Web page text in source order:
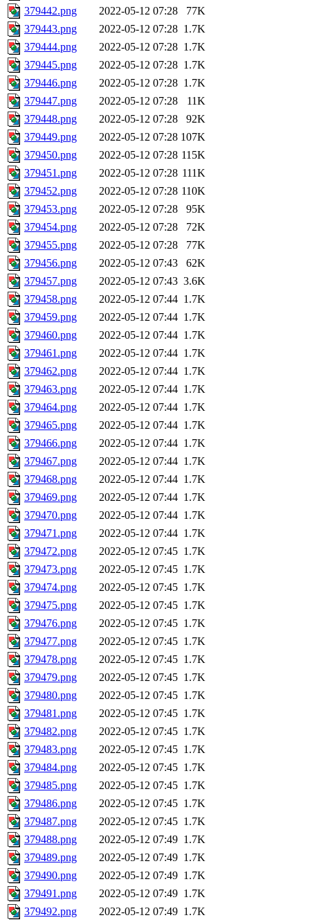
379442.png
2022-05-12 07:28
77K
379443.png
2022-05-12 07:28 1.7K
379444.png
2022-05-12 07:28 1.7K
379445.png
2022-05-12 07:28 1.7K
379446.png
2022-05-12 07:28 1.7K
379447.png
2022-05-12 07:28
11K
379448.png
2022-05-12 07:28
92K
379449.png
2022-05-12 07:28 107K
379450.png
2022-05-12 07:28 115K
379451.png
2022-05-12 07:28 111K
379452.png
2022-05-12 07:28 110K
379453.png
2022-05-12 07:28
95K
379454.png
2022-05-12 07:28
72K
379455.png
2022-05-12 07:28
77K
379456.png
2022-05-12 07:43
62K
379457.png
2022-05-12 07:43 3.6K
379458.png
2022-05-12 07:44 1.7K
379459.png
2022-05-12 07:44 1.7K
379460.png
2022-05-12 07:44 1.7K
379461.png
2022-05-12 07:44 1.7K
379462.png
2022-05-12 07:44 1.7K
379463.png
2022-05-12 07:44 1.7K
379464.png
2022-05-12 07:44 1.7K
379465.png
2022-05-12 07:44 1.7K
379466.png
2022-05-12 07:44 1.7K
379467.png
2022-05-12 07:44 1.7K
379468.png
2022-05-12 07:44 1.7K
379469.png
2022-05-12 07:44 1.7K
379470.png
2022-05-12 07:44 1.7K
379471.png
2022-05-12 07:44 1.7K
379472.png
2022-05-12 07:45 1.7K
379473.png
2022-05-12 07:45 1.7K
379474.png
2022-05-12 07:45 1.7K
379475.png
2022-05-12 07:45 1.7K
379476.png
2022-05-12 07:45 1.7K
379477.png
2022-05-12 07:45 1.7K
379478.png
2022-05-12 07:45 1.7K
379479.png
2022-05-12 07:45 1.7K
379480.png
2022-05-12 07:45 1.7K
379481.png
2022-05-12 07:45 1.7K
379482.png
2022-05-12 07:45 1.7K
379483.png
2022-05-12 07:45 1.7K
379484.png
2022-05-12 07:45 1.7K
379485.png
2022-05-12 07:45 1.7K
379486.png
2022-05-12 07:45 1.7K
379487.png
2022-05-12 07:45 1.7K
379488.png
2022-05-12 07:49 1.7K
379489.png
2022-05-12 07:49 1.7K
379490.png
2022-05-12 07:49 1.7K
379491.png
2022-05-12 07:49 1.7K
379492.png
2022-05-12 07:49 1.7K